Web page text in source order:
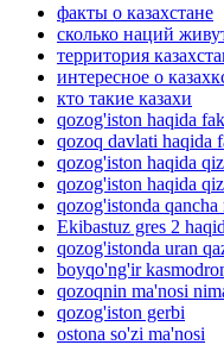
факты о казахстане
сколько наций
территория
интересное о
кто такие казахи
qozog'iston haqida
qozoq davlati haqida
qozog'iston haqida
qozog'iston haqida
qozog'istonda
Ekibastuz gres 2
qozog'istonda uran
boyqo'ng'ir
qozoqnin ma'nosi
qozog'iston gerbi
ostona so'zi ma'nosi